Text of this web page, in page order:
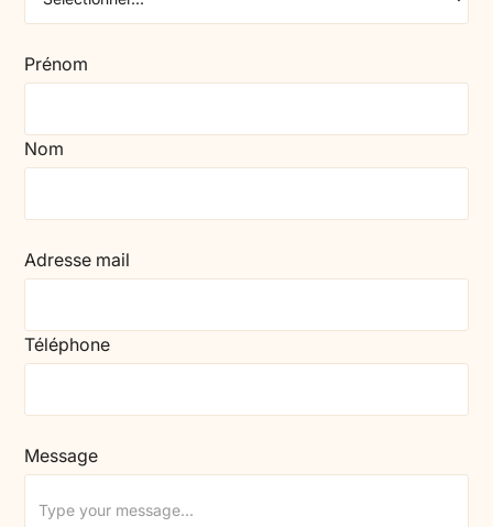
Prénom
Nom
Adresse mail
Téléphone
Message